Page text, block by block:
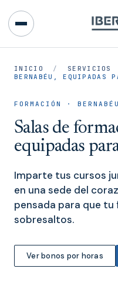
INICIO / SERVICIOS
BERNABÉU, EQUIPADAS
FORMACIÓN · BERNABÉU
Salas de
equipadas
Imparte tus cursos
en una sede del
pensada para que
sobresaltos.
Ver bonos por horas